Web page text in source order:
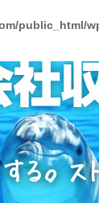
public_html/